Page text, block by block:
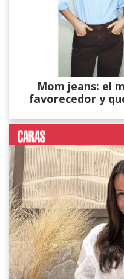
Mom jeans: el
favorecedor y